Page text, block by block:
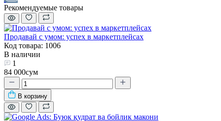
Рекомендуемые товары
Продавай с умом: успех в маркетплейсах
Код товара: 1006
В наличии
1
84 000сум
В корзину